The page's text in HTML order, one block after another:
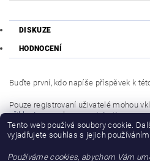
DISKUZE
HODNOCENÍ
Buďte první, kdo napíše příspěvek k
Pouze registrovaní uživatelé mohou
přihlaste senebo seregistrujte.
Buďte první, kdo napíše příspěvek k
Tento web používá soubory cookie.
vyjadřujete souhlas s jejich používáním.
Používáme cookies, abychom Vám